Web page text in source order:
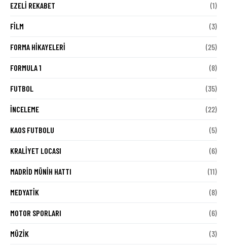
EZELI REKABET (1)
FILM (3)
FORMA HIKAYELERI (25)
FORMULA 1 (8)
FUTBOL (35)
İNCELEME (22)
KAOS FUTBOLU (5)
KRALIYET LOCASI (6)
MADRID MÜNIH HATTI (11)
MEDYATIK (8)
MOTOR SPORLARI (6)
MÜZIK (3)